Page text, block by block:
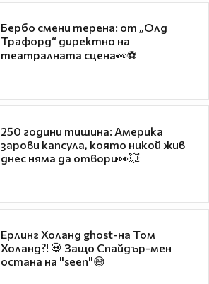
Бербо смени терена: от „Олд
Трафорд“ директно на
театралната сцена👀⚽
250 години тишина: Америка
зарови капсула, която никой жив
днес няма да отвори👀💥
Ерлинг Холанд ghost-на Том
Холанд?! 💀 Защо Спайдър-мен
остана на "seen"😅